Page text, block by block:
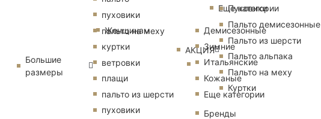
Женщинам
Еще категории
Демисезонные
Зимние
Итальянские
Кожаные
Еще категории
Бренды
Большие
размеры
пуховики
пальто на меху
куртки
ветровки
плащи
пальто из шерсти
пуховики
АКЦИЯ
Пуховики
Пальто демисезонные
Пальто из шерсти
Пальто альпака
Пальто на меху
Куртки